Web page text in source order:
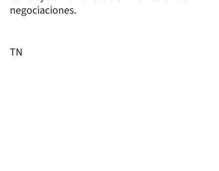
negociaciones.
TN